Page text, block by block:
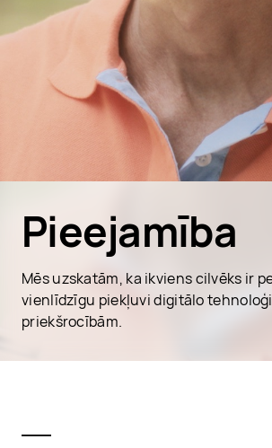
Mēs uzskatām, ka ikviens cilvēks ir
vienlīdzīgu piekļuvi digitālo
priekšrocībām.
Pieejamība